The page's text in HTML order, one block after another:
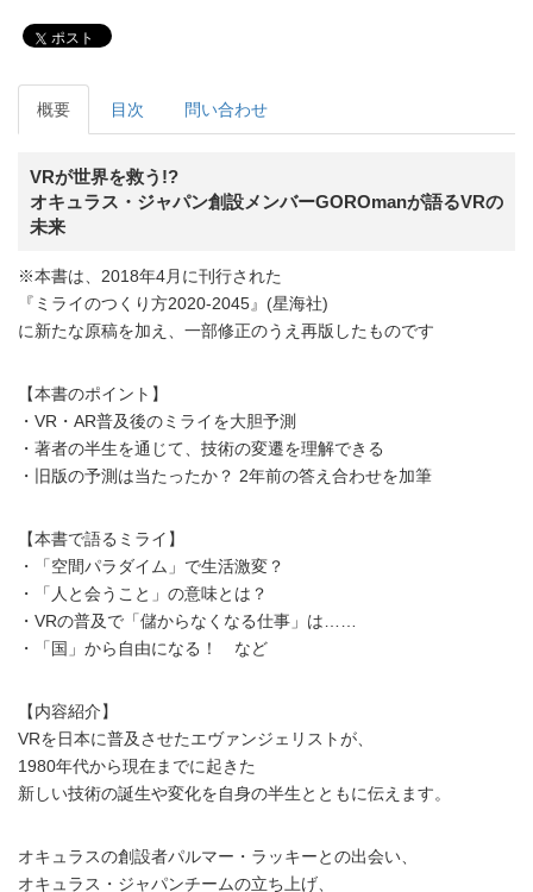
ポスト
概要 目次 問い合わせ
VRが世界を救う!?
オキュラス・ジャパン創設メンバーGOROmanが語るVRの
未来
※本書は、2018年4月に刊行された
『ミライのつくり方2020-2045』(星海社)
に新たな原稿を加え、一部修正のうえ再版したものです
【本書のポイント】
・VR・AR普及後のミライを大胆予測
・著者の半生を通じて、技術の変遷を理解できる
・旧版の予測は当たったか？ 2年前の答え合わせを加筆
【本書で語るミライ】
・「空間パラダイム」で生活激変？
・「人と会うこと」の意味とは？
・VRの普及で「儲からなくなる仕事」は……
・「国」から自由になる！ など
【内容紹介】
VRを日本に普及させたエヴァンジェリストが、
1980年代から現在までに起きた
新しい技術の誕生や変化を自身の半生とともに伝えます。
オキュラスの創設者パルマー・ラッキーとの出会い、
オキュラス・ジャパンチームの立ち上げ、